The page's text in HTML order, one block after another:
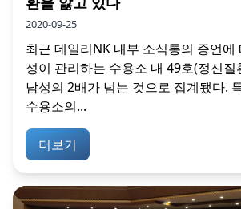
2020-09-25
최근 데일리NK 내부 소식통의 증언에
성이 관리하는 수용소 내 49호(정신
남성의 2배가 넘는 것으로 집계됐다.
수용소의...
더보기